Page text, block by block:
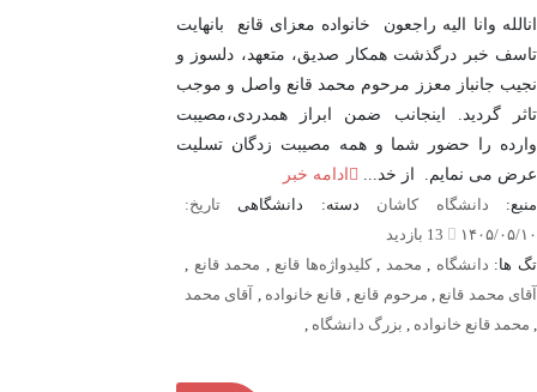
انالله وانا الیه راجعون خانواده معزای قانع بانهایت
تاسف خبر درگذشت همکار صدیق، متعهد، دلسوز و
نجیب جانباز معزز مرحوم محمد قانع واصل و موجب
تاثر گردید. اینجانب ضمن ابراز همدردی،مصیبت
وارده را حضور شما و همه مصیبت زدگان تسلیت
عرض می نمایم. از خد...
ادامه خبر
منبع: دانشگاه کاشان دسته: دانشگاهی تاریخ:
۱۴۰۵/۰۵/۱۰
تگ ها: دانشگاه , محمد ,کلیدواژه‌ها قانع, محمد قانع ,
آقای محمد قانع, مرحوم قانع, قانع خانواده , آقای محمد
, محمد قانع خانواده , بزرگ دانشگاه ,